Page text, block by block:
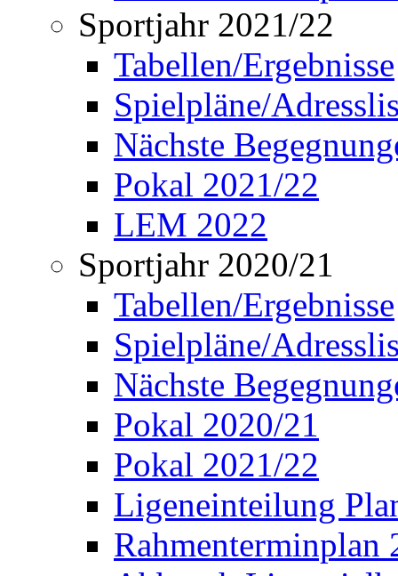
Sportjahr 2021/22
Tabellen/Ergebnisse
Spielpläne/
Nächste
Pokal 2021/22
LEM 2022
Sportjahr 2020/21
Tabellen/Ergebnisse
Spielpläne/
Nächste
Pokal 2020/21
Pokal 2021/22
Ligeneinteilung
Rahmenterminplan